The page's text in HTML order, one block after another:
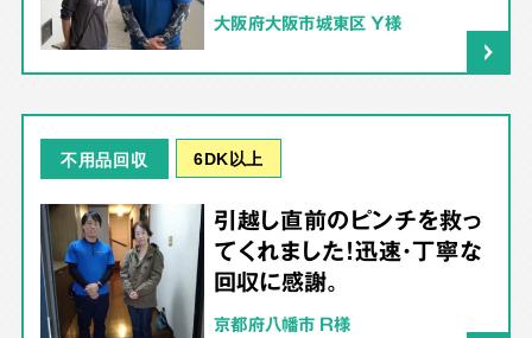
大阪府大阪市城東区 Y様
不用品回収 6DK以上
引越し直前のピンチを救っ
てくれました！迅速・丁寧な
回収に感謝。
京都府八幡市 R様